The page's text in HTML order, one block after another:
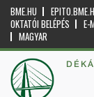
BME.HU
OKTATÓI BELÉPÉS
E-
MAGYAR